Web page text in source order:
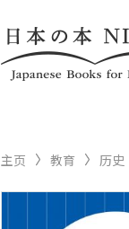
主页 教育 历史